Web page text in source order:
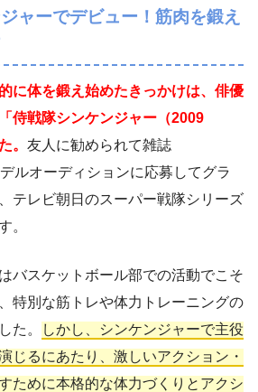
ャーでデビュー！筋肉を鍛え
に体を鍛え始めたきっかけは、俳優
侍戦隊シンケンジャー（2009
。 友人に勧められて雑誌
ルオーディションに応募してグラ
テレビ朝日のスーパー戦隊シリーズ
。
バスケットボール部での活動でこそ
特別な筋トレや体力トレーニングの
た。
しかし、シンケンジャーで主役
じるにあたり、激しいアクション・
ために本格的な体力づくりとアクシ